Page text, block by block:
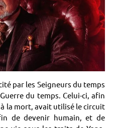
par les Seigneurs du temps
du temps. Celui-ci, afin
la mort, avait utilisé le circuit
de devenir humain, et de